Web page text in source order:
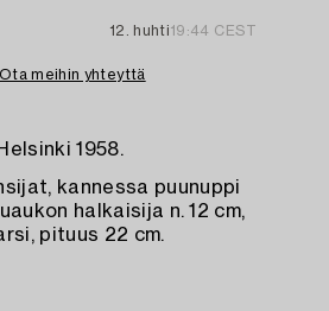
12. huhti19:44 CEST
Ota meihin yhteyttä
1958.
kannessa puunuppi
halkaisija n. 12 cm,
pituus 22 cm.